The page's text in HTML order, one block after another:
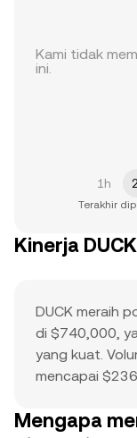
Kami tidak
ini.
1h
Terakhir
Kinerja
DUCK meraih
di $740,000,
yang kuat.
mencapai
sebagai titik
Mengapa